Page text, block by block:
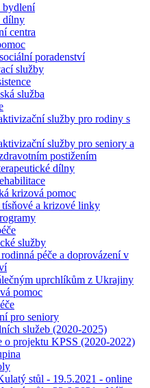
bydlení
dílny
centra
poradenství
služby
služba
služby pro rodiny s
služby pro seniory a
postižením
dílny
krizová pomoc
a krizové linky
služby
péče a doprovázení v
uprchlíkům z Ukrajiny
pomoc
pro seniory
služeb (2020-2025)
o projektu KPSS (2020-2022)
stůl - 19.5.2021 - online